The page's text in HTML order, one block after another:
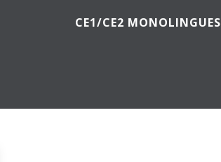
CE1/CE2 MONOLINGUES